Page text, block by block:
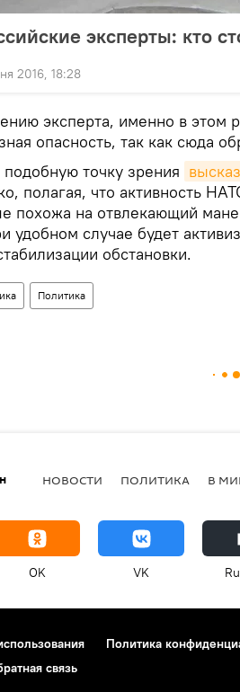
эксперты: кто
2016, 18:28
эксперта, именно в этом
опасность, так как сюда
точку зрения
полагая, что активность
похожа на отвлекающий
удобном случае будет
обстановки.
Политика
НОВОСТИ ПОЛИТИКА В
OK VK
Политика
связь